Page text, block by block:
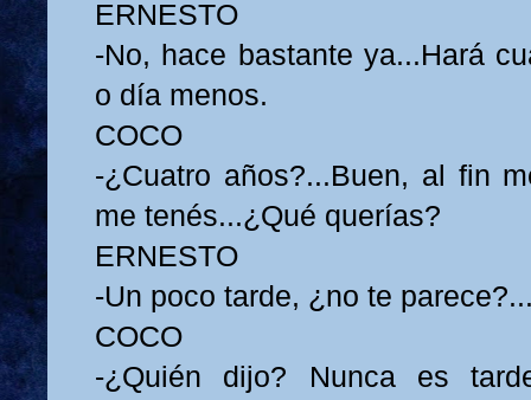
ERNESTO
-No, hace bastante ya...Hará
o día menos.
COCO
-¿Cuatro años?...Buen, al fin
me tenés...¿Qué querías?
ERNESTO
-Un poco tarde, ¿no te
COCO
-¿Quién dijo? Nunca es